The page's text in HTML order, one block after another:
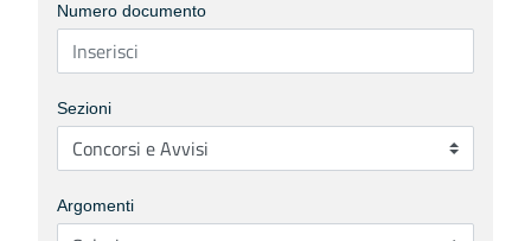
Numero documento
Sezioni
Argomenti